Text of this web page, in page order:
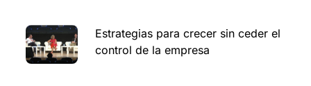
Estrategias para crecer sin ceder el
control de la empresa